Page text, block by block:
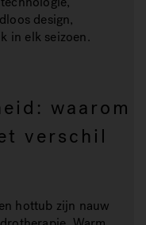
design,
in elk seizoen.
waarom
verschil
hottub zijn nauw